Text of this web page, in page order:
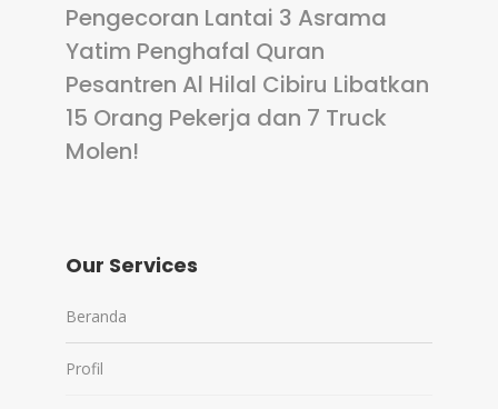
Pengecoran Lantai 3 Asrama
Yatim Penghafal Quran
Pesantren Al Hilal Cibiru Libatkan
15 Orang Pekerja dan 7 Truck
Molen!
Our Services
Beranda
Profil